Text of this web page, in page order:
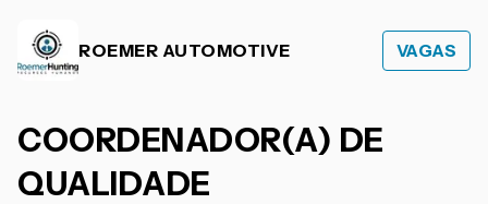
ROEMER AUTOMOTIVE VAGAS
COORDENADOR(A) DE
QUALIDADE